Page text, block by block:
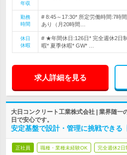
年収
勤務
時間
# 8:45～17:30* 所定労働時間:7時
あり（月20時間…
休日
休暇
# ★年間休日:126日* 完全週休2日
暇* 夏季休暇* GW* …
求人詳細を見る
大日コンクリート工業株式会社 | 業界随一
日で安心です。
安定基盤で設計・管理に挑戦できる
正社員 職種・業種未経験OK 完全週休2日